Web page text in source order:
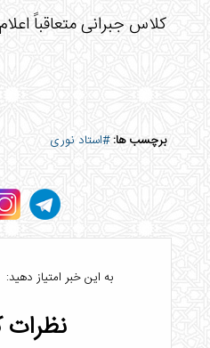
کلاس جبرانی متعاقباً
برچسب ها:#استاد نوری
به این خبر امتیاز دهید:
نظرات